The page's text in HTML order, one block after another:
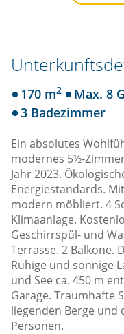
170 m2 Max. 8
3 Badezimmer
Ein absolutes
modernes 5½-
Jahr 2023.
Energiestandards.
modern möbliert. 4
Klimaanlage.
Geschirrspül- und
Terrasse. 2 Balkone.
Ruhige und sonnige
und See ca. 450 m
Garage. Traumhafte
liegenden Berge und
Personen.